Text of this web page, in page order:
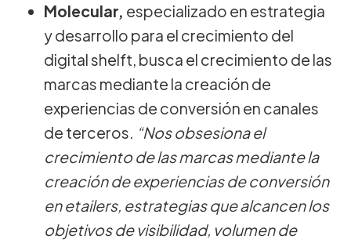
Molecular, especializado en estrategia
y desarrollo para el crecimiento del
digital shelft, busca el crecimiento de las
marcas mediante la creación de
experiencias de conversión en canales
de terceros. “Nos obsesiona el
crecimiento de las marcas mediante la
creación de experiencias de conversión
en etailers, estrategias que alcancen los
objetivos de visibilidad, volumen de